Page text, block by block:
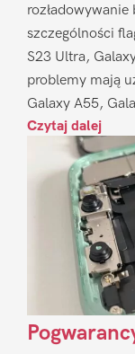
szczególności
S23 Ultra,
problemy mają
Galaxy A55,
Czytaj dalej